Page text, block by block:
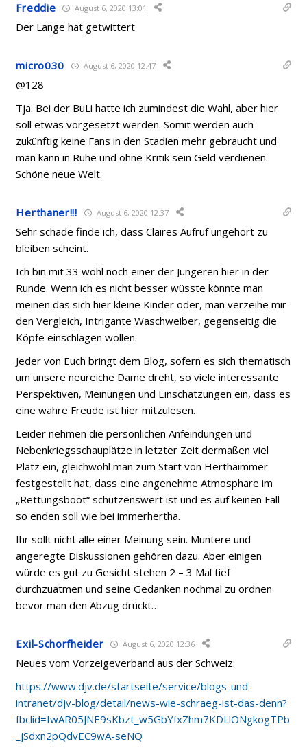
Freddie August 6, 2020 13:01
Der Lange hat getwittert
micro030 August 6, 2020 12:47
@128
Tja. Bei der BuLi hatte ich zumindest die Wahl, aber hier
soll etwas vorgesetzt werden. Somit werden auch
zukünftig keine Fans in den Stadien mehr gebraucht und
man kann in Ruhe und ohne Kritik sein Geld verdienen.
Schöne neue Welt.
Herthaner!!! August 6, 2020 12:37
Sehr schade finde ich, dass Claires Aufruf ungehört zu
bleiben scheint.
Ich bin mit 33 wohl noch einer der Jüngeren hier in der
Runde. Wenn ich es nicht besser wüsste könnte man
meinen das sich hier kleine Kinder oder, man verzeihe mir
den Vergleich, Intrigante Waschweiber, gegenseitig die
Köpfe einschlagen wollen.
Jeder von Euch bringt dem Blog, sofern es sich thematisch
um unsere neureiche Dame dreht, so viele interessante
Perspektiven, Meinungen und Einschätzungen ein, dass es
eine wahre Freude ist hier mitzulesen.
Leider nehmen die persönlichen Anfeindungen und
Nebenkriegsschauplätze in letzter Zeit dermaßen viel
Platz ein, gleichwohl man zum Start von Herthaimmer
festgestellt hat, dass eine angenehme Atmosphäre im
„Rettungsboot“ schützenswert ist und es auf keinen Fall
so enden soll wie bei immerhertha.
Ihr sollt nicht alle einer Meinung sein. Muntere und
angeregte Diskussionen gehören dazu. Aber einigen
würde es gut zu Gesicht stehen 2 – 3 Mal tief
durchzuatmen und seine Gedanken nochmal zu ordnen
bevor man den Abzug drückt…
Exil-Schorfheider August 6, 2020 12:36
Neues vom Vorzeigeverband aus der Schweiz:
https://www.djv.de/startseite/service/blogs-und-
intranet/djv-blog/detail/news-wie-schraeg-ist-das-denn?
fbclid=IwAR05JNE9sKbzt_w5GbYfxZhm7KDLlONgkogTPb
_jSdxn2pQdvEC9wA-seNQ